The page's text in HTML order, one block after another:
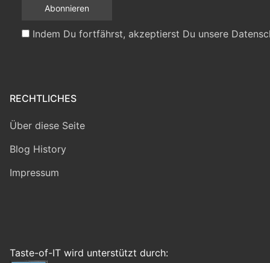
Indem Du fortfährst, akzeptierst Du unsere
RECHTLICHES
Über diese Seite
Blog History
Impressum
Taste-of-IT wird unterstützt durch: